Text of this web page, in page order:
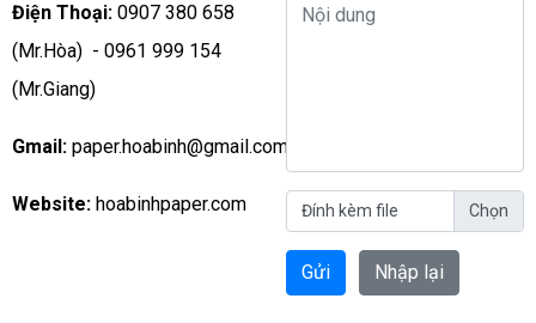
Điện Thoại: 0907 380 658
(Mr.Hòa) - 0961 999 154
(Mr.Giang)
Gmail: paper.hoabinh@gmail.com
Website: hoabinhpaper.com Đính kèm file